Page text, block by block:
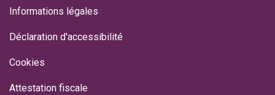
Informations légales
Déclaration d'accessibilité
Cookies
Attestation fiscale